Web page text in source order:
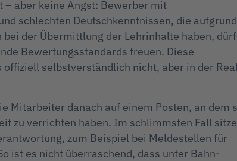
aber keine Angst: Bewerber mit
schlechten Deutschkenntnissen, die aufgrund
der Übermittlung der Lehrinhalte haben,
Bewertungsstandards freuen. Diese
offiziell selbstverständlich nicht, aber in der
Mitarbeiter danach auf einem Posten, an dem
zu verrichten haben. Im schlimmsten Fall
zum Beispiel bei Meldestellen für
ist es nicht überraschend, dass unter Bahn-